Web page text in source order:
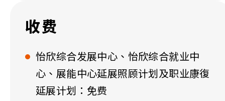
收费
怡欣综合发展中心、怡欣综合就业中
心、展能中心延展照顾计划及职业康復
延展计划：免费